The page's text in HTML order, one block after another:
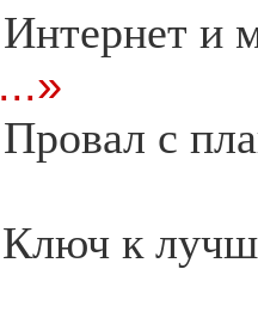
Интернет и
...»
Провал с
Ключ к